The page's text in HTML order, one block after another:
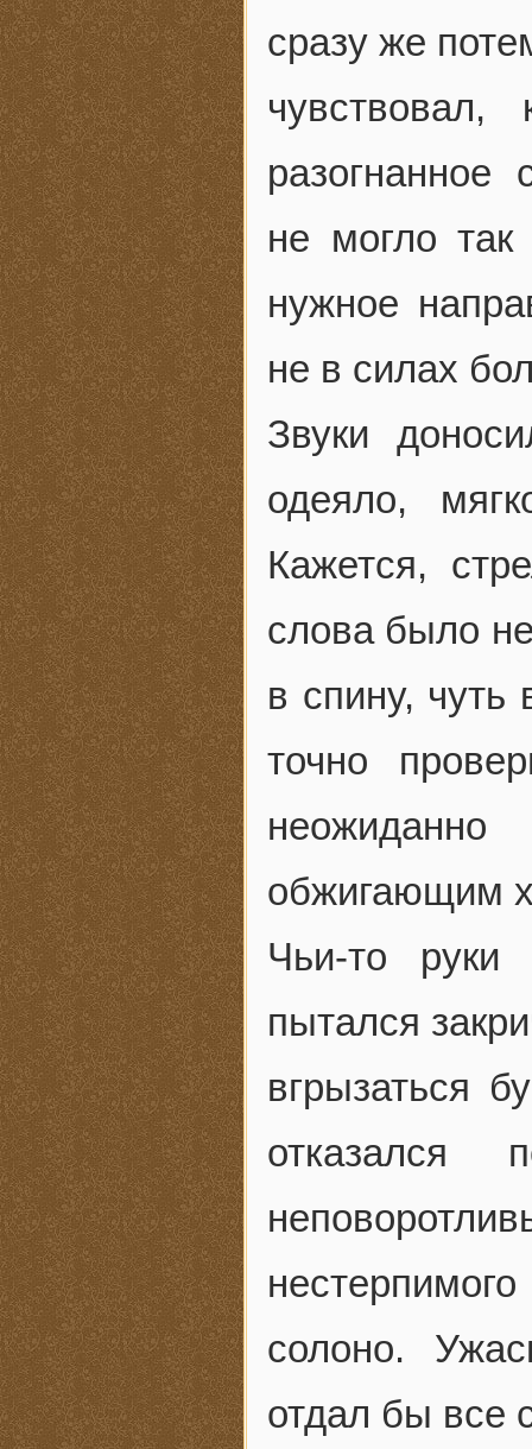
сразу же
разогнанное
не могло так
нужное
не в силах
Звуки
одеяло,
Кажется,
слова было
в спину,
точно
обжигающим
Чьи-то руки
пытался
вгрызаться
отказался
солоно.
отдал бы все